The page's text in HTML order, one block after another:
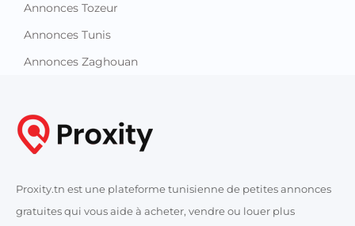
Annonces Tozeur
Annonces Tunis
Annonces Zaghouan
Proxity.tn est une plateforme tunisienne de petites annonces
gratuites qui vous aide à acheter, vendre ou louer plus